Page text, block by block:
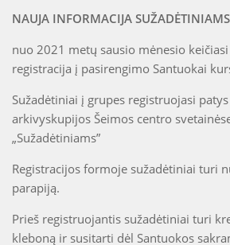
NAUJA INFORMACIJA SUŽADĖTINIAMS
nuo 2021 metų sausio mėnesio
registracija į pasirengimo Santuokai
Sužadėtiniai į grupes registruojasi
arkivyskupijos Šeimos centro
„Sužadėtiniams”
Registracijos formoje sužadėtiniai turi
parapiją.
Prieš registruojantis sužadėtiniai turi
kleboną ir susitarti dėl Santuokos